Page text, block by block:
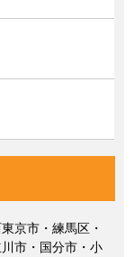
京市・練馬区・
市・国分市・小